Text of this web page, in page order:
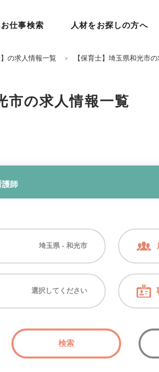
お仕事検索 人材をお探しの方へ
の求人情報一覧 【保育士】埼玉県和光市
市の求人情報一覧
護師
埼玉県 - 和光市
選択してください